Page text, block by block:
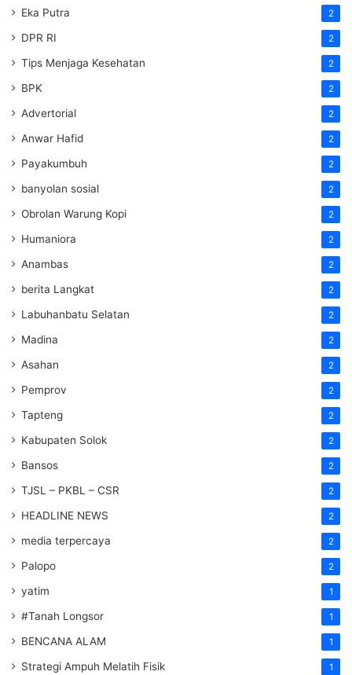
Eka Putra 2
DPR RI 2
Tips Menjaga Kesehatan 2
BPK 2
Advertorial 2
Anwar Hafid 2
Payakumbuh 2
banyolan sosial 2
Obrolan Warung Kopi 2
Humaniora 2
Anambas 2
berita Langkat 2
Labuhanbatu Selatan 2
Madina 2
Asahan 2
Pemprov 2
Tapteng 2
Kabupaten Solok 2
Bansos 2
TJSL – PKBL – CSR 2
HEADLINE NEWS 2
media terpercaya 2
Palopo 2
yatim 1
#Tanah Longsor 1
BENCANA ALAM 1
Strategi Ampuh Melatih Fisik 1